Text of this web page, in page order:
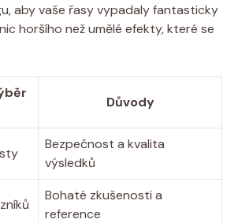
aby vaše řasy vypadaly fantasticky
horšího než umělé efekty, které se
Důvody
Bezpečnost a kvalita
výsledků
Bohaté zkušenosti a
reference